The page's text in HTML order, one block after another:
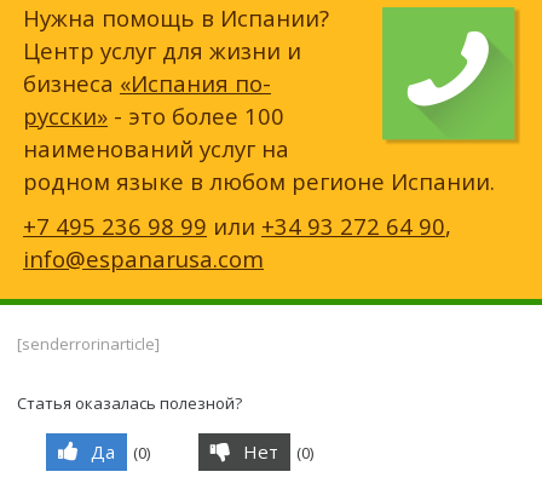
Нужна помощь в Испании?
Центр услуг для жизни и
бизнеса «Испания по-
русски» - это более 100
наименований услуг на
родном языке в любом регионе Испании.
+7 495 236 98 99 или +34 93 272 64 90,
info@espanarusa.com
[senderrorinarticle]
Статья оказалась полезной?
Да (0) Нет (0)